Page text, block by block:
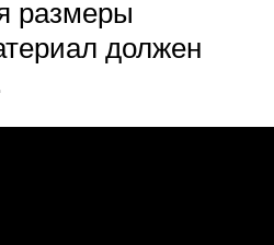
размеры
должен